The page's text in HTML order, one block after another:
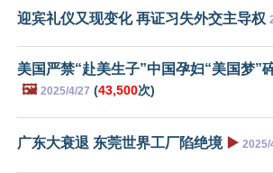
迎宾礼仪又现变化 再证习失外交主导权
美国严禁“赴美生子”中国孕妇“美国梦”
🖼️ 2025/4/27 (43,500次)
广东大衰退 东莞世界工厂陷绝境 ▶️ 2025/